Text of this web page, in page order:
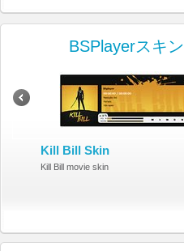
BSPlayerスキン
Kill Bill Skin
Kill Bill movie skin